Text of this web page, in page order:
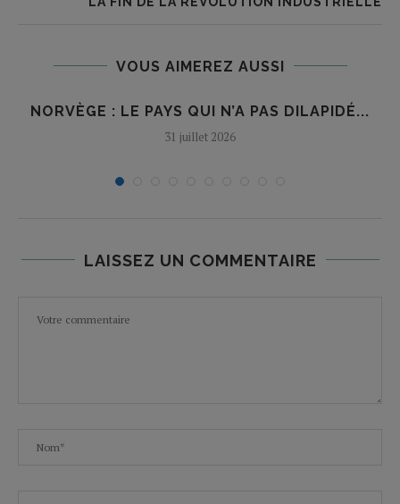
VOUS AIMEREZ AUSSI
NORVÈGE : LE PAYS QUI N’A PAS DILAPIDÉ...
31 juillet 2026
LAISSEZ UN COMMENTAIRE